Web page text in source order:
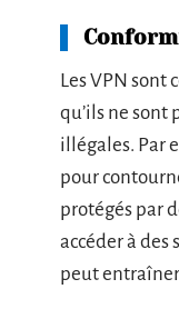
Les VPN sont
qu’ils ne sont
illégales. Par
pour
protégés par
accéder à des
peut